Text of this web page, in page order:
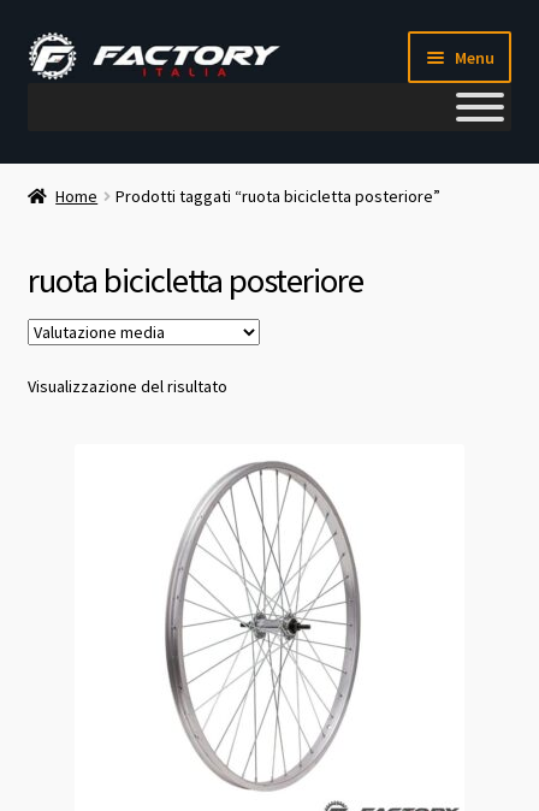
Vai
alla
Vai
al
Menu
Il mio account
Chi siamo
Home Prodotti taggati “ruota bicicletta posteriore”
ruota bicicletta posteriore
Visualizzazione del risultato